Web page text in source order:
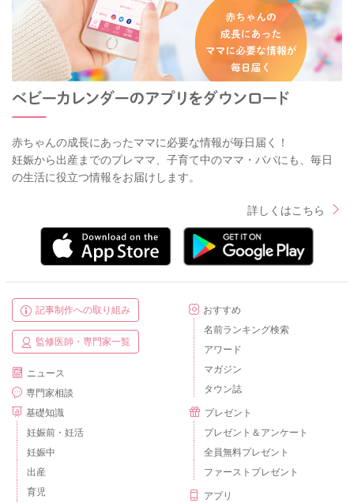
赤ちゃんの成長にあったママに必要な情報が毎日届く！
妊娠から出産までのプレママ、子育て中のママ・パパにも、毎日
の生活に役立つ情報をお届けします。
詳しくはこちら
記事制作への取り組み
監修医師・専門家一覧
ニュース
専門家相談
基礎知識
妊娠前・妊活
妊娠中
出産
育児
おすすめ
名前ランキング検索
アワード
マガジン
タウン誌
プレゼント
プレゼント＆アンケート
全員無料プレゼント
ファーストプレゼント
アプリ